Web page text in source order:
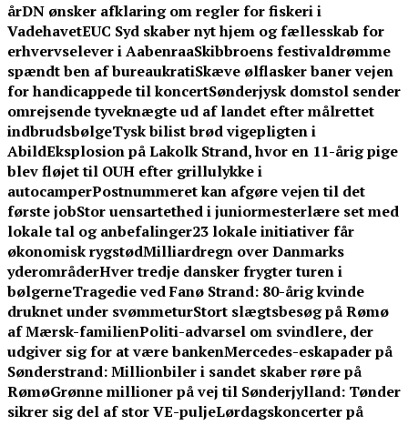
årDN ønsker afklaring om regler for fiskeri i
VadehavetEUC Syd skaber nyt hjem og fællesskab for
erhvervselever i AabenraaSkibbroens festivaldrømme
spændt ben af bureaukratiSkæve ølflasker baner vejen
for handicappede til koncertSønderjysk domstol sender
omrejsende tyveknægte ud af landet efter målrettet
indbrudsbølgeTysk bilist brød vigepligten i
AbildEksplosion på Lakolk Strand, hvor en 11-årig pige
blev fløjet til OUH efter grillulykke i
autocamperPostnummeret kan afgøre vejen til det
første jobStor uensartethed i juniormesterlære set med
lokale tal og anbefalinger23 lokale initiativer får
økonomisk rygstødMilliardregn over Danmarks
yderområderHver tredje dansker frygter turen i
bølgerneTragedie ved Fanø Strand: 80-årig kvinde
druknet under svømmeturStort slægtsbesøg på Rømø
af Mærsk-familienPoliti-advarsel om svindlere, der
udgiver sig for at være bankenMercedes-eskapader på
Sønderstrand: Millionbiler i sandet skaber røre på
RømøGrønne millioner på vej til Sønderjylland: Tønder
sikrer sig del af stor VE-puljeLørdagskoncerter på